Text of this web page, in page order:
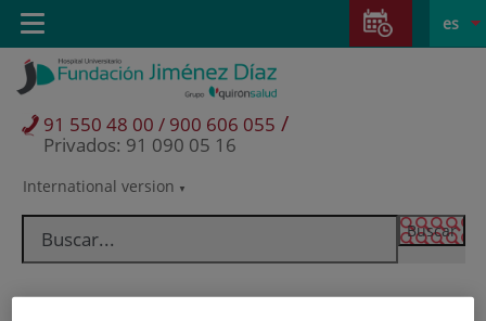
Saltar al contenido
Saltar
contenido
Selector
idioma
activo
es
International version
91 550 48 00 / 900 606 055 /
Privados: 91 090 05 16
Toggle
navigation